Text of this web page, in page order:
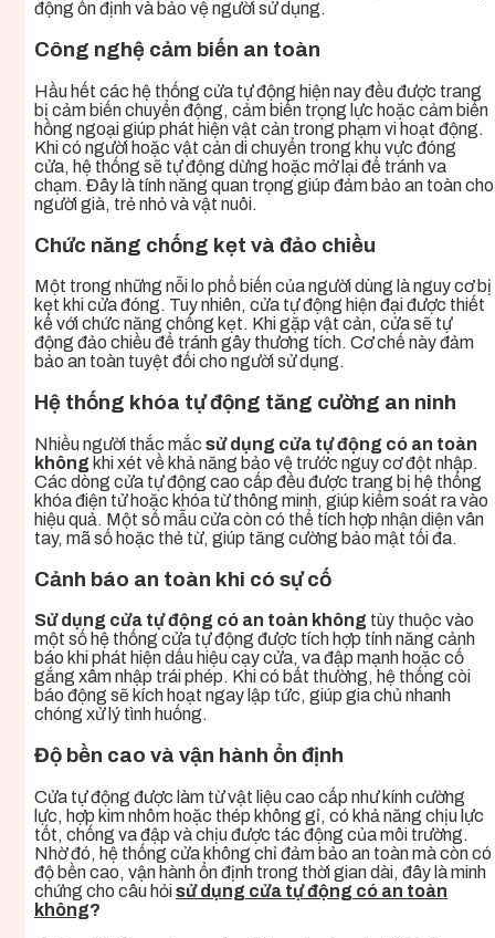
động ổn định và bảo vệ người sử dụng.
Công nghệ cảm biến an toàn
Hầu hết các hệ thống cửa tự động hiện nay đều được trang
bị cảm biến chuyển động, cảm biến trọng lực hoặc cảm biến
hồng ngoại giúp phát hiện vật cản trong phạm vi hoạt động.
Khi có người hoặc vật cản di chuyển trong khu vực đóng
cửa, hệ thống sẽ tự động dừng hoặc mở lại để tránh va
chạm. Đây là tính năng quan trọng giúp đảm bảo an toàn cho
người già, trẻ nhỏ và vật nuôi.
Chức năng chống kẹt và đảo chiều
Một trong những nỗi lo phổ biến của người dùng là nguy cơ bị
kẹt khi cửa đóng. Tuy nhiên, cửa tự động hiện đại được thiết
kế với chức năng chống kẹt. Khi gặp vật cản, cửa sẽ tự
động đảo chiều để tránh gây thương tích. Cơ chế này đảm
bảo an toàn tuyệt đối cho người sử dụng.
Hệ thống khóa tự động tăng cường an ninh
Nhiều người thắc mắc sử dụng cửa tự động có an toàn
không khi xét về khả năng bảo vệ trước nguy cơ đột nhập.
Các dòng cửa tự động cao cấp đều được trang bị hệ thống
khóa điện tử hoặc khóa từ thông minh, giúp kiểm soát ra vào
hiệu quả. Một số mẫu cửa còn có thể tích hợp nhận diện vân
tay, mã số hoặc thẻ từ, giúp tăng cường bảo mật tối đa.
Cảnh báo an toàn khi có sự cố
Sử dụng cửa tự động có an toàn không tùy thuộc vào
một số hệ thống cửa tự động được tích hợp tính năng cảnh
báo khi phát hiện dấu hiệu cạy cửa, va đập mạnh hoặc cố
gắng xâm nhập trái phép. Khi có bất thường, hệ thống còi
báo động sẽ kích hoạt ngay lập tức, giúp gia chủ nhanh
chóng xử lý tình huống.
Độ bền cao và vận hành ổn định
Cửa tự động được làm từ vật liệu cao cấp như kính cường
lực, hợp kim nhôm hoặc thép không gỉ, có khả năng chịu lực
tốt, chống va đập và chịu được tác động của môi trường.
Nhờ đó, hệ thống cửa không chỉ đảm bảo an toàn mà còn có
độ bền cao, vận hành ổn định trong thời gian dài, đây là minh
chứng cho câu hỏisử dụng cửa tự động có an toàn
không?